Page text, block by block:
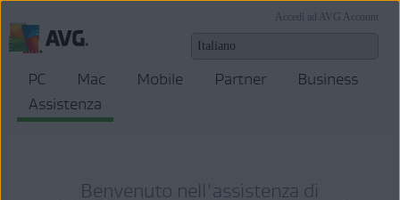
Accedi ad AVG Account
PC Mac Mobile Partner
Business
Assistenza
Benvenuto nell'assistenza di